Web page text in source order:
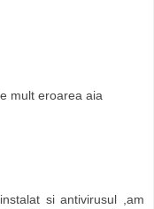
mult eroarea aia
si antivirusul ,am